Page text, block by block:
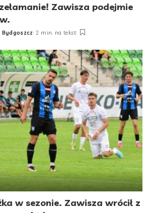
Zawisza podejmie
2 min. na tekst
w sezonie. Zawisza wrócił z